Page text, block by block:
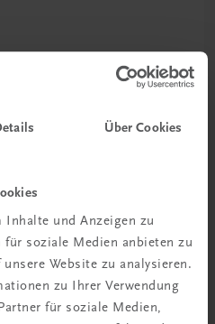
Über Cookies
Inhalte und Anzeigen zu
soziale Medien anbieten zu
Website zu analysieren.
zu Ihrer Verwendung
für soziale Medien,